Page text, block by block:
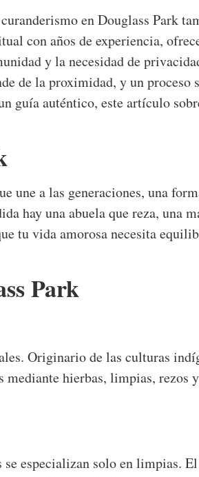
en Douglass Park
con años de experiencia,
y la necesidad de
de la proximidad, y un proceso
guía auténtico, este artículo
une a las generaciones, una
hay una abuela que reza, una
tu vida amorosa necesita
Park
Originario de las culturas
mediante hierbas, limpias, rezos y
especializan solo en limpias. El